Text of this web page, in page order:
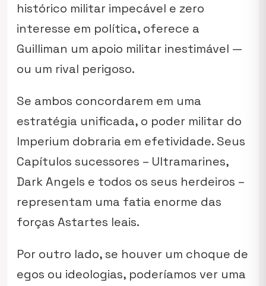
histórico militar impecável e zero
interesse em política, oferece a
Guilliman um apoio militar inestimável —
ou um rival perigoso.
Se ambos concordarem em uma
estratégia unificada, o poder militar do
Imperium dobraria em efetividade. Seus
Capítulos sucessores – Ultramarines,
Dark Angels e todos os seus herdeiros –
representam uma fatia enorme das
forças Astartes leais.
Por outro lado, se houver um choque de
egos ou ideologias, poderíamos ver uma